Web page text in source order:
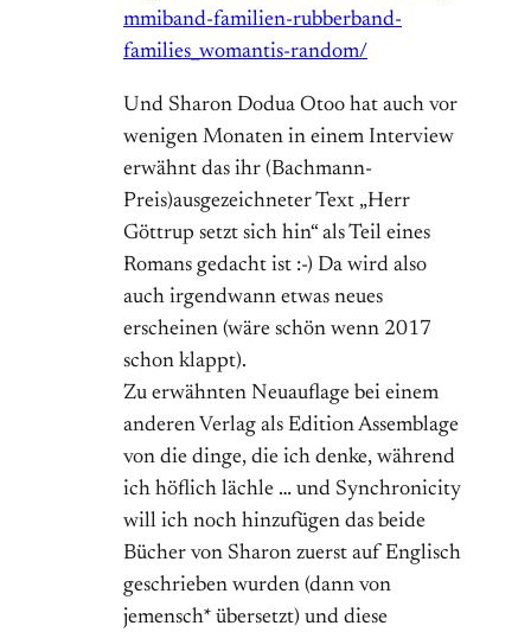
mmiband-familien-rubberband-
families_womantis-random/
Und Sharon Dodua Otoo hat auch vor
wenigen Monaten in einem Interview
erwähnt das ihr (Bachmann-
Preis)ausgezeichneter Text „Herr
Göttrup setzt sich hin“ als Teil eines
Romans gedacht ist :-) Da wird also
auch irgendwann etwas neues
erscheinen (wäre schön wenn 2017
schon klappt).
Zu erwähnten Neuauflage bei einem
anderen Verlag als Edition Assemblage
von die dinge, die ich denke, während
ich höflich lächle … und Synchronicity
will ich noch hinzufügen das beide
Bücher von Sharon zuerst auf Englisch
geschrieben wurden (dann von
jemensch* übersetzt) und diese